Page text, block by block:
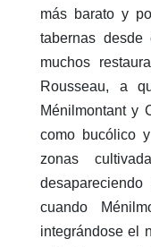
más barato y
tabernas
muchos
Rousseau, a
Ménilmontant y
como bucólico
zonas
cuando
integrándose el